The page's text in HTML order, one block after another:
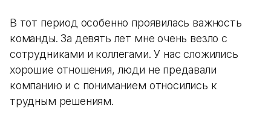
В тот период особенно проявилась важность
команды. За девять лет мне очень везло с
сотрудниками и коллегами. У нас сложились
хорошие отношения, люди не предавали
компанию и с пониманием относились к
трудным решениям.